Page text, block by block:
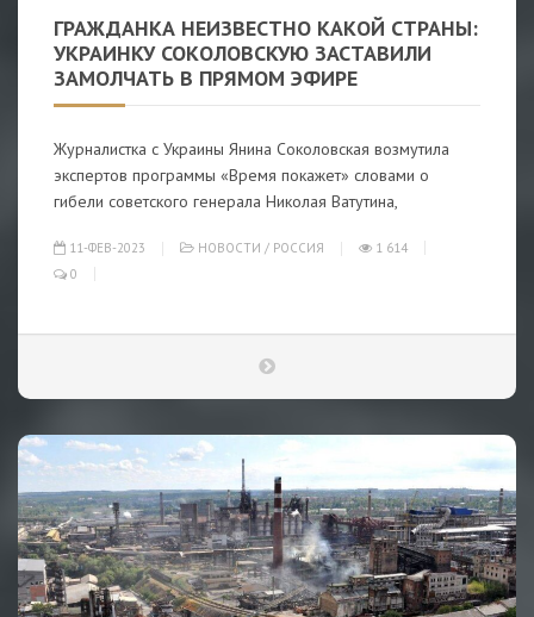
ГРАЖДАНКА НЕИЗВЕСТНО КАКОЙ СТРАНЫ:
УКРАИНКУ СОКОЛОВСКУЮ ЗАСТАВИЛИ
ЗАМОЛЧАТЬ В ПРЯМОМ ЭФИРЕ
Журналистка с Украины Янина Соколовская возмутила
экспертов программы «Время покажет» словами о
гибели советского генерала Николая Ватутина,
11-ФЕВ-2023 НОВОСТИ / РОССИЯ
1 614
0